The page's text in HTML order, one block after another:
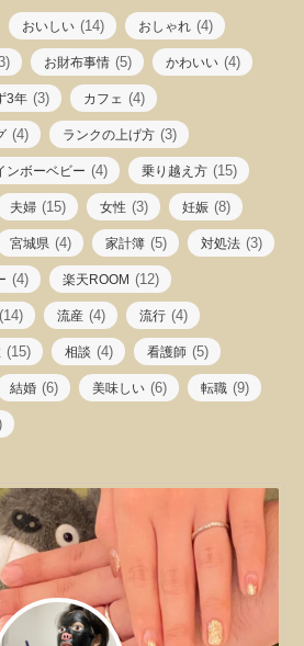
おいしい (14) おしゃれ (4)
お財布事情 (5) かわいい (4)
3年 (3) カフェ (4)
(4) ランクの上げ方 (3)
ンボーベビー (4) 乗り越え方 (15)
夫婦 (15) 女性 (3) 妊娠 (8)
宮城県 (4) 家計簿 (5) 対処法 (3)
(4) 楽天ROOM (12)
(14) 流産 (4) 流行 (4)
(15) 相談 (4) 看護師 (5)
結婚 (6) 美味しい (6) 転職 (9)